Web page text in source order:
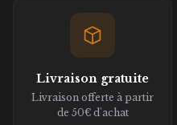
Livraison gratuite
Livraison offerte à partir
de 50€ d'achat